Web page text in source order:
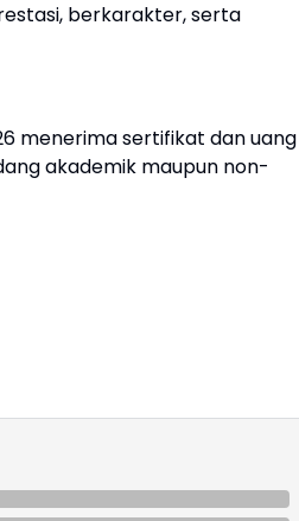
berkarakter, serta
menerima sertifikat dan uang
akademik maupun non-